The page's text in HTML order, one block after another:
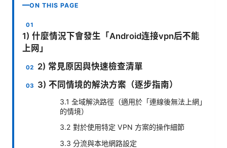
ON THIS PAGE
1) 什麼情況下會發生「Android连接vpn后不能
上网」
2) 常見原因與快速檢查清單
3) 不同情境的解決方案（逐步指南）
3.1 全域解決路徑（適用於「連線後無法上網」
的情境）
3.2 對於使用特定 VPN 方案的操作細節
3.3 分流與本地網路設定